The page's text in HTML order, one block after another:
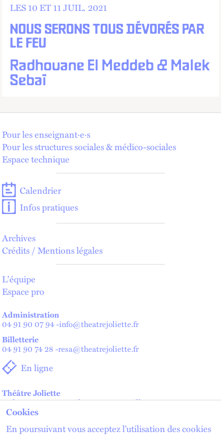
NOUS SERONS TOUS DÉVORÉS PAR
LE FEU
Radhouane El Meddeb & Malek
Sebaï
LES 10 ET11JUIL. 2021
Pour les enseignant·e·s
Pour les structures sociales & médico-sociales
Espace technique
Calendrier
Infos pratiques
Archives
Crédits / Mentions légales
L'équipe
Espace pro
Administration
04 91 90 07 94-info@theatrejoliette.fr
Billetterie
04 91 90 74 28 -resa@theatrejoliette.fr
En ligne
Théâtre Joliette
2 place Henri Verneuil - 13002 Marseille
Théâtre de Lenche — Maison des artistes
2 place de Lenche - 13002 Marseille
Cookies
En poursuivant vous acceptez l’utilisation des cookies